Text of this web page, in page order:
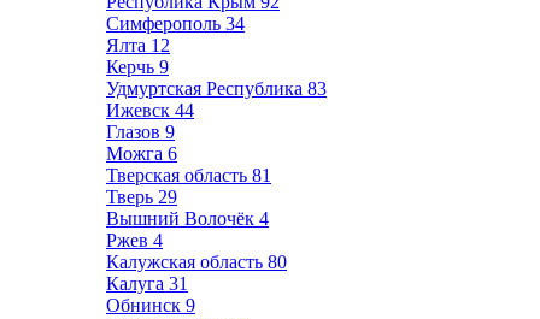
Симферополь 34
Ялта 12
Керчь 9
Удмуртская Республика 83
Ижевск 44
Глазов 9
Можга 6
Тверская область 81
Тверь 29
Вышний Волочёк 4
Ржев 4
Калужская область 80
Калуга 31
Обнинск 9